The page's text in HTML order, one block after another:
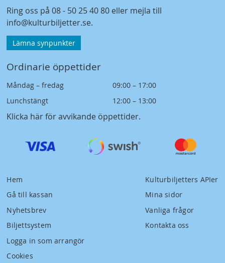
Ring oss på08 - 50 25 40 80 eller mejla till
info@kulturbiljetter.se.
Lämna synpunkter
Ordinarie öppettider
Måndag – fredag
09:00 – 17:00
Lunchstängt
12:00 – 13:00
Klicka här för avvikande öppettider.
Hem
Gå till kassan
Nyhetsbrev
Biljettsystem
Logga in som arrangör
Cookies
Kulturbiljetters APIer
Mina sidor
Vanliga frågor
Kontakta oss